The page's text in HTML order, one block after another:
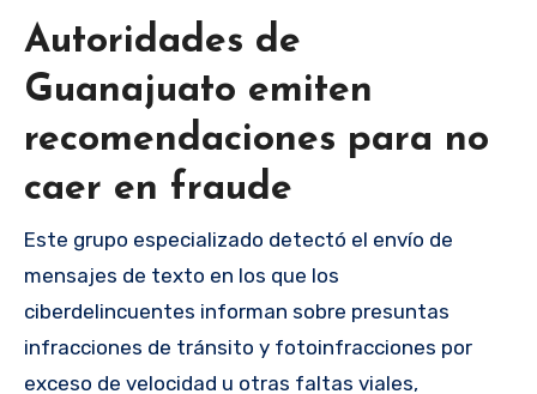
Autoridades de
Guanajuato emiten
recomendaciones para no
caer en fraude
Este grupo especializado detectó el envío de
mensajes de texto en los que los
ciberdelincuentes informan sobre presuntas
infracciones de tránsito y fotoinfracciones por
exceso de velocidad u otras faltas viales,